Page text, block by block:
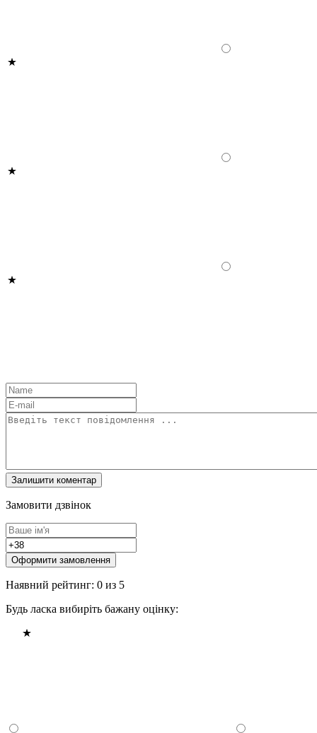
Замовити дзвінок
Оформити замовлення
Наявний рейтинг: 0 из 5
Будь ласка вибиріть бажану оцінку: